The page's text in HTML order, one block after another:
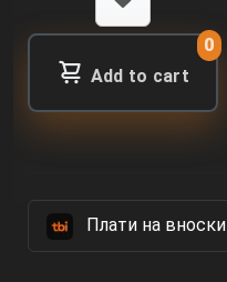
Add to cart
0
Πлати на вноски